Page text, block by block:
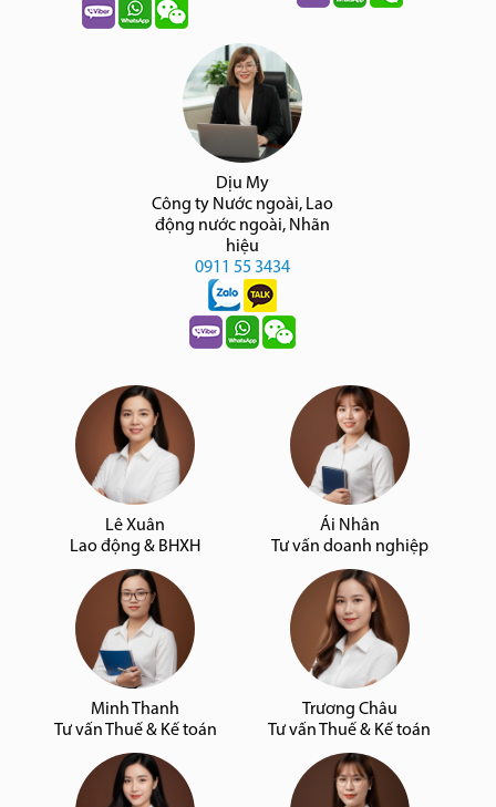
Dịu My
Công ty Nước ngoài, Lao
động nước ngoài, Nhãn
hiệu
0911 55 3434
Lê Xuân
Lao động & BHXH
Ái Nhân
Tư vấn doanh nghiệp
Minh Thanh
Tư vấn Thuế & Kế toán
Trương Châu
Tư vấn Thuế & Kế toán